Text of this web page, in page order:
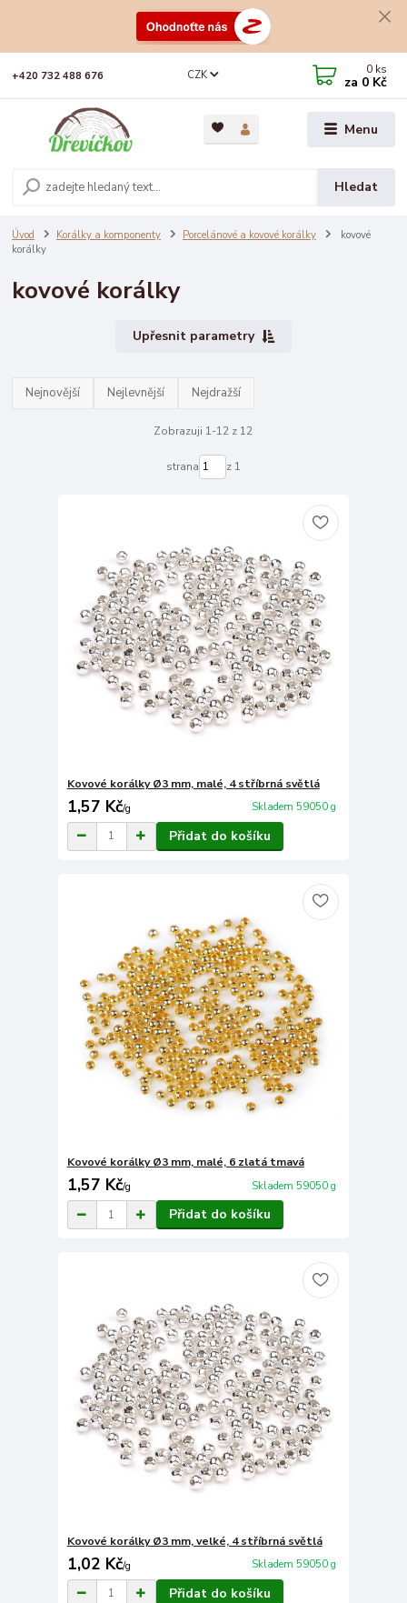
Menu
CZK
Hledat
+420 732 488 676 0 ks
za 0 Kč
Úvod Korálky a komponenty Porcelánové a kovové korálky
kovové
korálky
kovové korálky
Upřesnit parametry
Nejnovější Nejlevnější Nejdražší
Zobrazuji 1-12 z 12
strana z 1
Kovové korálky Ø3 mm, malé, 4 stříbrná světlá
1,57 Kč/g Skladem 59050 g
Přidat do košíku
Kovové korálky Ø3 mm, malé, 6 zlatá tmavá
1,57 Kč/g Skladem 59050 g
Přidat do košíku
Kovové korálky Ø3 mm, velké, 4 stříbrná světlá
1,02 Kč/g Skladem 59050 g
Přidat do košíku